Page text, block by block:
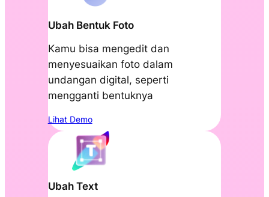
Ubah Bentuk Foto
Kamu bisa mengedit dan
menyesuaikan foto dalam
undangan digital, seperti
mengganti bentuknya
Lihat Demo
Ubah Text